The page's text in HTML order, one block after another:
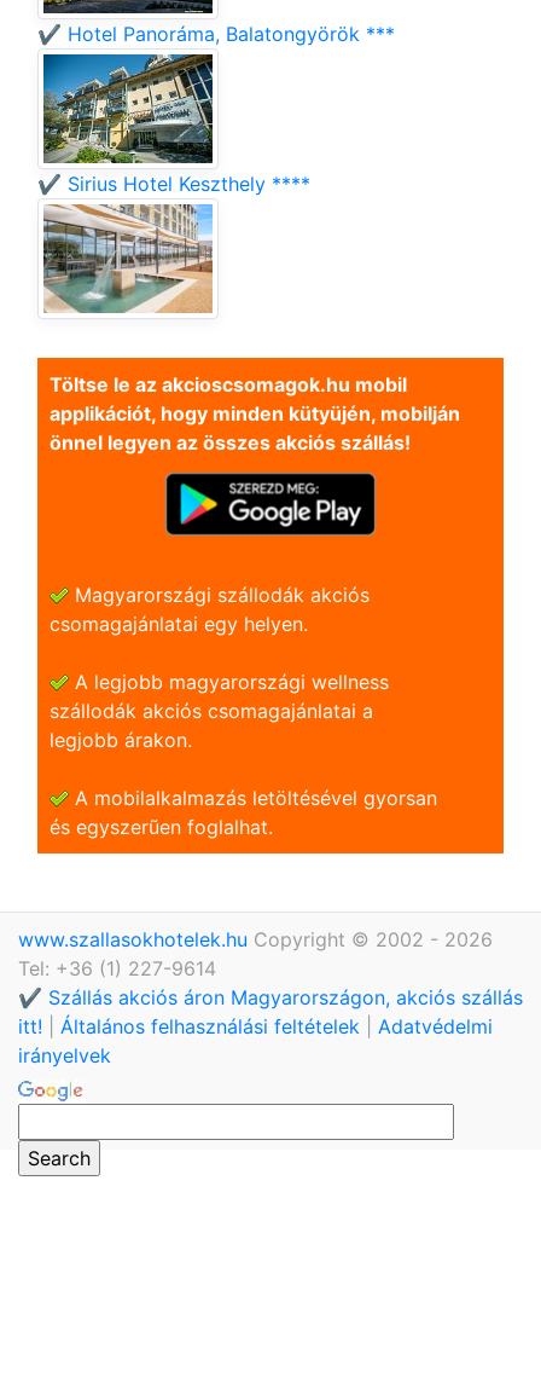
✔️ Hotel Panoráma, Balatongyörök ***
✔️ Sirius Hotel Keszthely ****
Töltse le az akcioscsomagok.hu mobil
applikációt, hogy minden kütyüjén, mobilján
önnel legyen az összes akciós szállás!
Magyarországi szállodák akciós
csomagajánlatai egy helyen.
A legjobb magyarországi wellness
szállodák akciós csomagajánlatai a
legjobb árakon.
A mobilalkalmazás letöltésével gyorsan
és egyszerũen foglalhat.
www.szallasokhotelek.hu Copyright © 2002 - 2026
Tel: +36 (1) 227-9614
✔️ Szállás akciós áron Magyarországon, akciós szállás
itt!
Általános felhasználási feltételek
Adatvédelmi
irányelvek